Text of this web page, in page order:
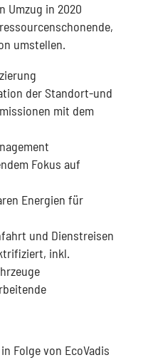
Umzug in 2020
umstellen.
der Standort-und
mit dem
Fokus auf
Energien für
und Dienstreisen
inkl.
Folge von EcoVadis